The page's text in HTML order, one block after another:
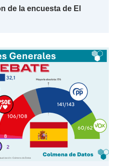
de la encuesta de El